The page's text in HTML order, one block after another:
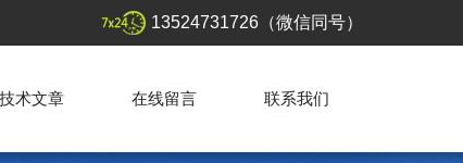
13524731726（微信同号）
技术文章 在线留言 联系我们